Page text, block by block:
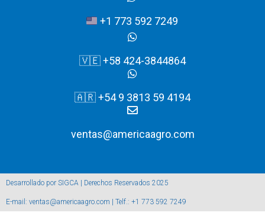
+1 773 592 7249
🇻🇪 +58 424-3844864
🇦🇷 +54 9 3813 59 4194
ventas@americaagro.com
Desarrollado por SIGCA | Derechos Reservados 2025
E-mail: ventas@americaagro.com | Telf.: +1 773 592 7249